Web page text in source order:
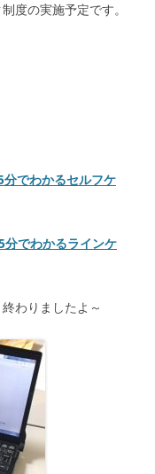
度の実施予定です。
分でわかるセルフケ
でわかるラインケ
わりましたよ～